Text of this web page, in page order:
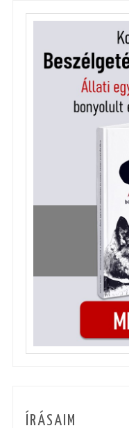
ÍRÁSAIM